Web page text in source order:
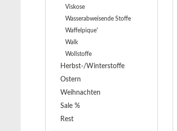
Viskose
Wasserabweisende Stoffe
Waffelpique'
Walk
Wollstoffe
Herbst-/Winterstoffe
Ostern
Weihnachten
Sale %
Rest